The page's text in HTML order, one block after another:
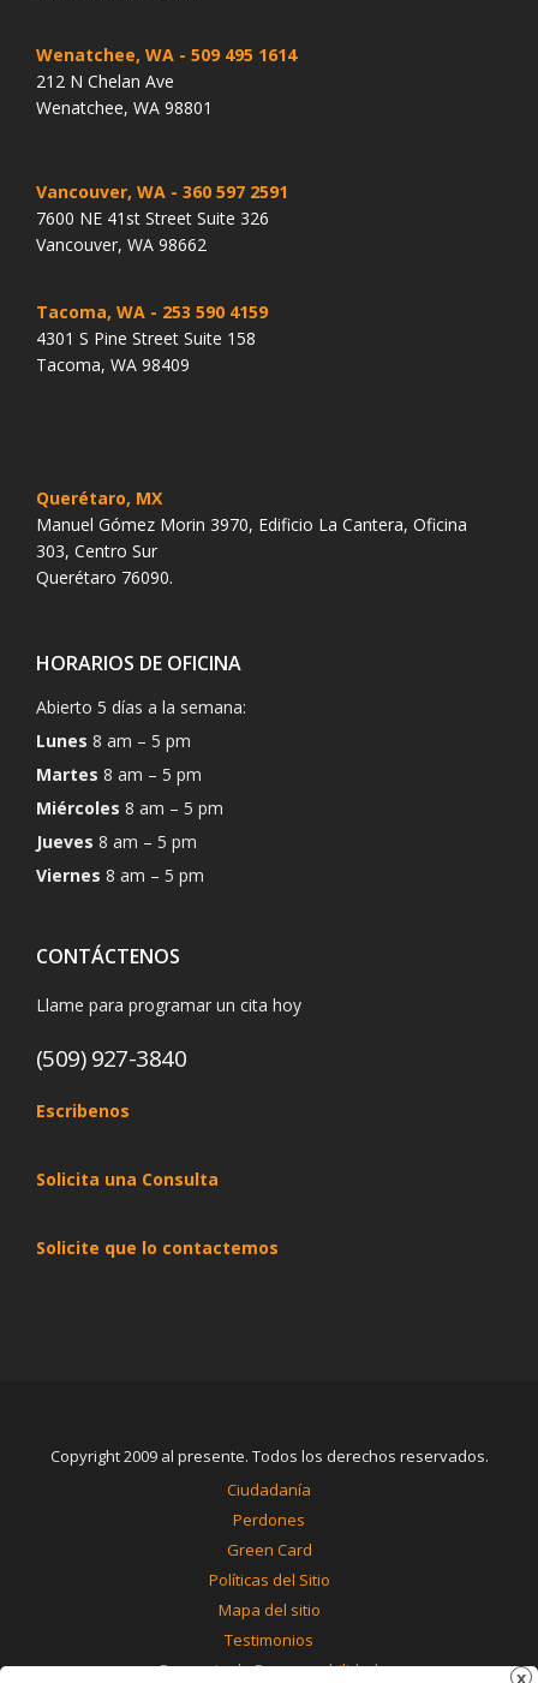
Wenatchee, WA - 509 495 1614
212 N Chelan Ave
Wenatchee, WA 98801
Vancouver, WA - 360 597 2591
7600 NE 41st Street Suite 326
Vancouver, WA 98662
Tacoma, WA - 253 590 4159
4301 S Pine Street Suite 158
Tacoma, WA 98409
Querétaro, MX
Manuel Gómez Morin 3970, Edificio La Cantera, Oficina
303, Centro Sur
Querétaro 76090.
HORARIOS DE OFICINA
Abierto 5 días a la semana:
Lunes 8 am – 5 pm
Martes 8 am – 5 pm
Miércoles 8 am – 5 pm
Jueves 8 am – 5 pm
Viernes 8 am – 5 pm
CONTÁCTENOS
Llame para programar un cita hoy
(509) 927-3840
Escribenos
Solicita una Consulta
Solicite que lo contactemos
Copyright 2009 al presente. Todos los derechos reservados.
Ciudadanía
Perdones
Green Card
Políticas del Sitio
Mapa del sitio
Testimonios
Renuncia de Responsabilidad